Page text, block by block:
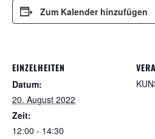
Zum Kalender hinzufügen
EINZELHEITEN
Datum:
20. August 2022
Zeit:
12:00 - 14:30